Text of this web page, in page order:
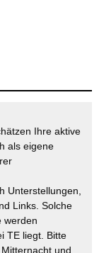
Ihre aktive
als eigene
Unterstellungen,
Links. Solche
werden
TE liegt. Bitte
und